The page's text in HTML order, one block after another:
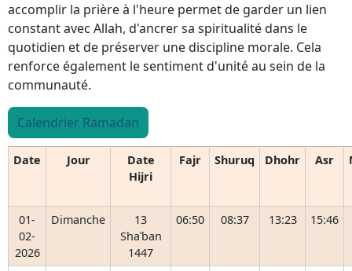
accomplir la prière à l'heure permet de garder un lien
constant avec Allah, d'ancrer sa spiritualité dans le
quotidien et de préserver une discipline morale. Cela
renforce également le sentiment d'unité au sein de la
communauté.
Calendrier Ramadan
Date Jour
Date
Hijri
Fajr Shuruq Dhohr Asr
01-
02-
2026
Dimanche
13
Shaʿban
1447
06:50 08:37 13:23 15:46